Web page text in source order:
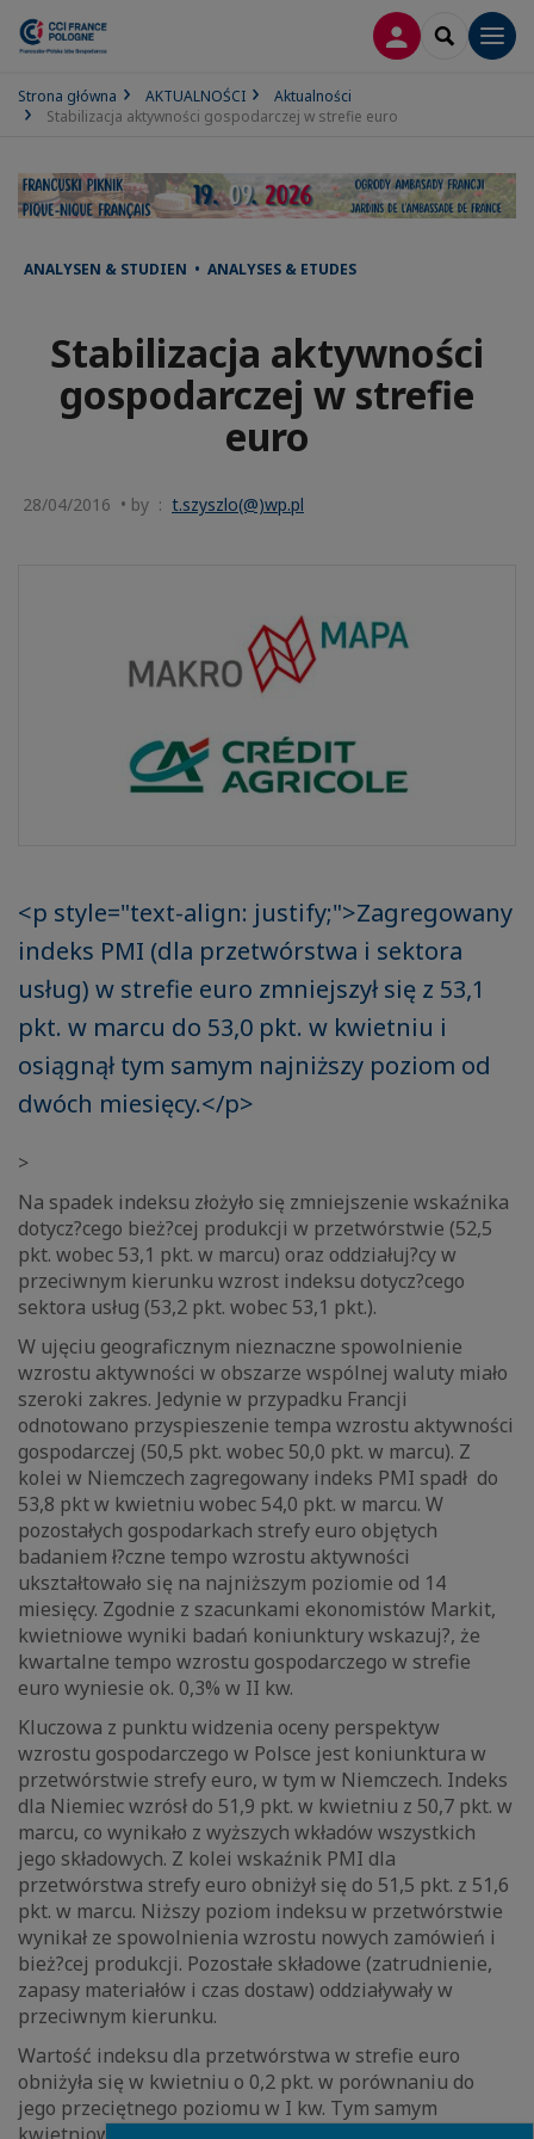
LOGOWANIE
SEARCH
Strona główna AKTUALNOŚCI
Aktualności
Stabilizacja aktywności gospodarczej w strefie euro
ANALYSEN & STUDIEN • ANALYSES & ETUDES
Stabilizacja aktywności
gospodarczej w strefie
euro
28/04/2016 • by : t.szyszlo(@)wp.pl
<p style="text-align: justify;">Zagregowany
indeks PMI (dla przetwórstwa i sektora
usług) w strefie euro zmniejszył się z 53,1
pkt. w marcu do 53,0 pkt. w kwietniu i
osiągnął tym samym najniższy poziom od
dwóch miesięcy.</p>
>
Na spadek indeksu złożyło się zmniejszenie wskaźnika
dotycz?cego bież?cej produkcji w przetwórstwie (52,5
pkt. wobec 53,1 pkt. w marcu) oraz oddziałuj?cy w
przeciwnym kierunku wzrost indeksu dotycz?cego
sektora usług (53,2 pkt. wobec 53,1 pkt.).
W ujęciu geograficznym nieznaczne spowolnienie
wzrostu aktywności w obszarze wspólnej waluty miało
szeroki zakres. Jedynie w przypadku Francji
odnotowano przyspieszenie tempa wzrostu aktywności
gospodarczej (50,5 pkt. wobec 50,0 pkt. w marcu). Z
kolei w Niemczech zagregowany indeks PMI spadł do
53,8 pkt w kwietniu wobec 54,0 pkt. w marcu. W
pozostałych gospodarkach strefy euro objętych
badaniem ł?czne tempo wzrostu aktywności
ukształtowało się na najniższym poziomie od 14
miesięcy. Zgodnie z szacunkami ekonomistów Markit,
kwietniowe wyniki badań koniunktury wskazuj?, że
kwartalne tempo wzrostu gospodarczego w strefie
euro wyniesie ok. 0,3% w II kw.
Kluczowa z punktu widzenia oceny perspektyw
wzrostu gospodarczego w Polsce jest koniunktura w
przetwórstwie strefy euro, w tym w Niemczech. Indeks
dla Niemiec wzrósł do 51,9 pkt. w kwietniu z 50,7 pkt. w
marcu, co wynikało z wyższych wkładów wszystkich
jego składowych. Z kolei wskaźnik PMI dla
przetwórstwa strefy euro obniżył się do 51,5 pkt. z 51,6
pkt. w marcu. Niższy poziom indeksu w przetwórstwie
wynikał ze spowolnienia wzrostu nowych zamówień i
bież?cej produkcji. Pozostałe składowe (zatrudnienie,
zapasy materiałów i czas dostaw) oddziaływały w
przeciwnym kierunku.
Wartość indeksu dla przetwórstwa w strefie euro
obniżyła się w kwietniu o 0,2 pkt. w porównaniu do
jego przeciętnego poziomu w I kw. Tym samym